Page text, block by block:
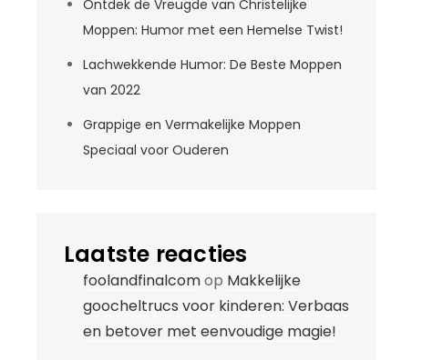
Ontdek de Vreugde van Christelijke
Moppen: Humor met een Hemelse Twist!
Lachwekkende Humor: De Beste Moppen
van 2022
Grappige en Vermakelijke Moppen
Speciaal voor Ouderen
Laatste reacties
foolandfinalcomop Makkelijke
goocheltrucs voor kinderen: Verbaas
en betover met eenvoudige magie!